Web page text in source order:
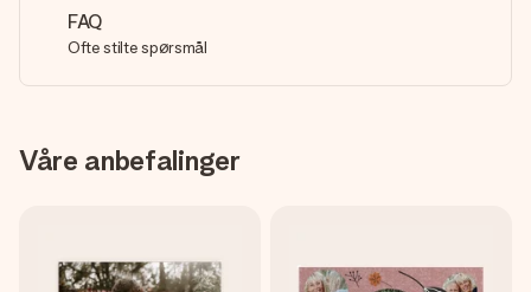
FAQ
Ofte stilte spørsmål
Våre anbefalinger